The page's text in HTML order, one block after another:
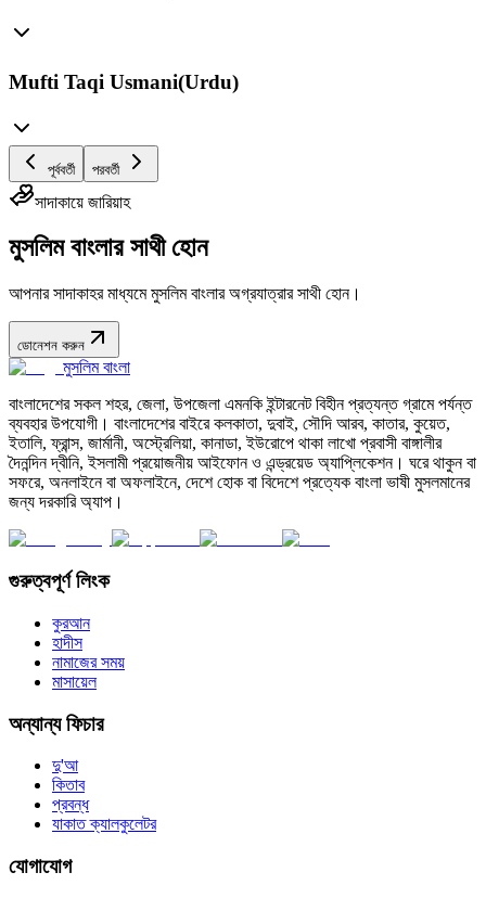
Mufti Taqi Usmani(Urdu)
পূর্ববর্তী পরবর্তী
সাদাকায়ে জারিয়াহ
মুসলিম বাংলার সাথী হোন
আপনার সাদাকাহর মাধ্যমে মুসলিম বাংলার অগ্রযাত্রার সাথী হোন।
ডোনেশন করুন
মুসলিম বাংলা
বাংলাদেশের সকল শহর, জেলা, উপজেলা এমনকি ইন্টারনেট বিহীন প্রত্যন্ত গ্রামে পর্যন্ত
ব্যবহার উপযোগী। বাংলাদেশের বাইরে কলকাতা, দুবাই, সৌদি আরব, কাতার, কুয়েত,
ইতালি, ফ্রান্স, জার্মানী, অস্ট্রেলিয়া, কানাডা, ইউরোপে থাকা লাখো প্রবাসী বাঙ্গালীর
দৈনন্দিন দ্বীনি, ইসলামী প্রয়োজনীয় আইফোন ও এন্ড্রয়েড অ্যাপ্লিকেশন। ঘরে থাকুন বা
সফরে, অনলাইনে বা অফলাইনে, দেশে হোক বা বিদেশে প্রত্যেক বাংলা ভাষী মুসলমানের
জন্য দরকারি অ্যাপ।
গুরুত্বপূর্ণ লিংক
কুরআন
হাদীস
নামাজের সময়
মাসায়েল
অন্যান্য ফিচার
দু'আ
কিতাব
প্রবন্ধ
যাকাত ক্যালকুলেটর
যোগাযোগ